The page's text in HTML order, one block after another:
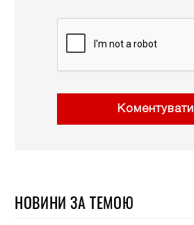
Коментувати
НОВИНИ ЗА ТЕМОЮ